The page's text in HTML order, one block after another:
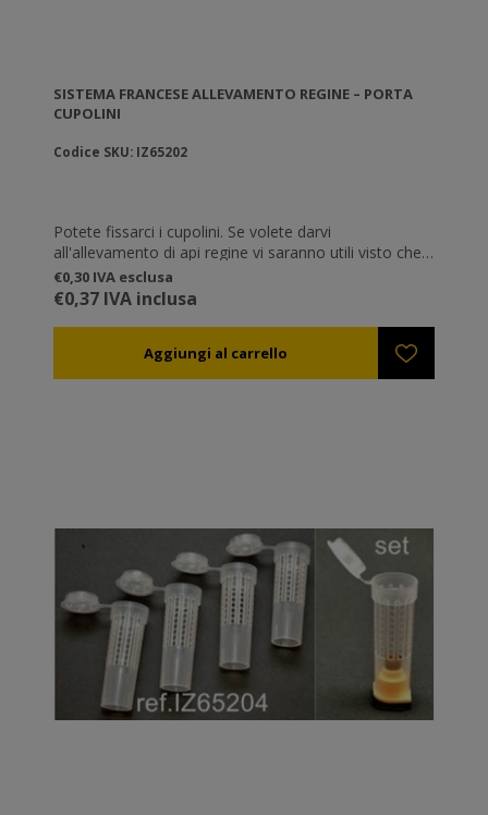
SISTEMA FRANCESE ALLEVAMENTO REGINE – PORTA
CUPOLINI
Codice SKU: IZ65202
Potete fissarci i cupolini. Se volete darvi
all'allevamento di api regine vi saranno utili visto che
si fissano sul Gioco delle Regine (ref. IZ65204).
€0,30 IVA esclusa
€0,37 IVA inclusa